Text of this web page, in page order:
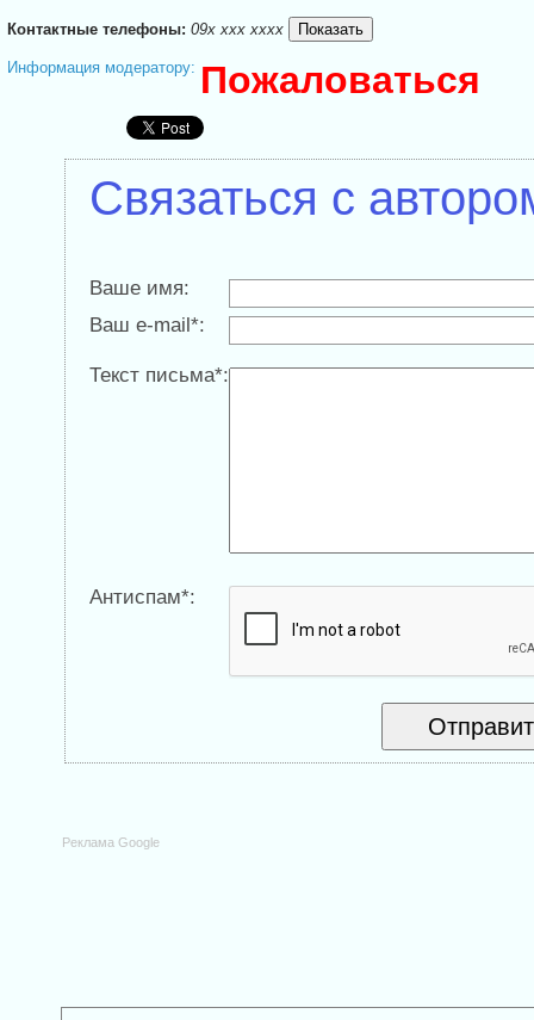
Контактные телефоны: 09x xxx xxxx
Информация модератору: Пожаловаться
Связаться с
Ваше имя:
Ваш e-mail*:
Текст письма*:
Антиспам*:
Реклама Google